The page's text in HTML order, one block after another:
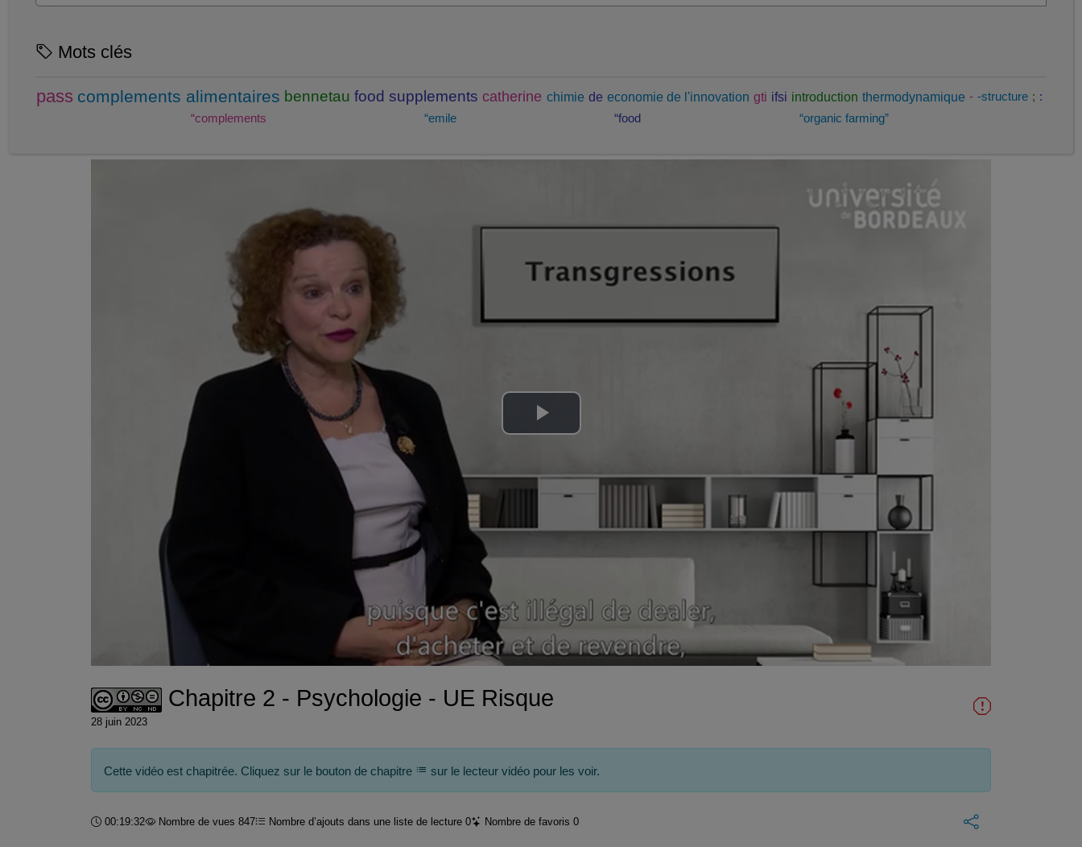
Mots clés
pass complements alimentaires bennetau food supplements catherine chimie de economie de l'innovation gti ifsi introduction thermodynamique - -structure ; :
“complements
“emile “food “organic farming”
Lire
la
Chapitre 2 - Psychologie - UE Risque
28 juin 2023
Cette vidéo est chapitrée. Cliquez sur le bouton de chapitre sur le lecteur vidéo pour les voir.
Durée :
00:19:32 Nombre de vues 847 Nombre d’ajouts dans une liste de lecture 0 Nombre de favoris 0